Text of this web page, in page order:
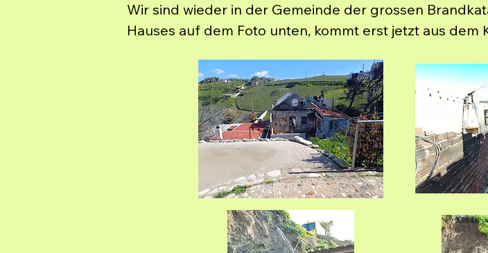
Wir sind wieder in der Gemeinde der grossen
Hauses auf dem Foto unten, kommt erst jetzt aus
Tierauffangstation braucht Hilfe nach einer Regenflut
Handwerker Team ist im Einsatz.